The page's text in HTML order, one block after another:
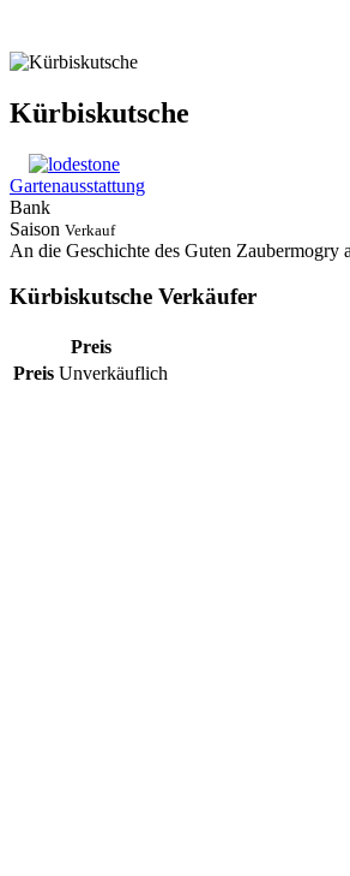
Kürbiskutsche
Gartenausstattung
Bank
Saison Verkauf
An die Geschichte des Guten Zaubermogry
Kürbiskutsche Verkäufer
Preis
Preis Unverkäuflich